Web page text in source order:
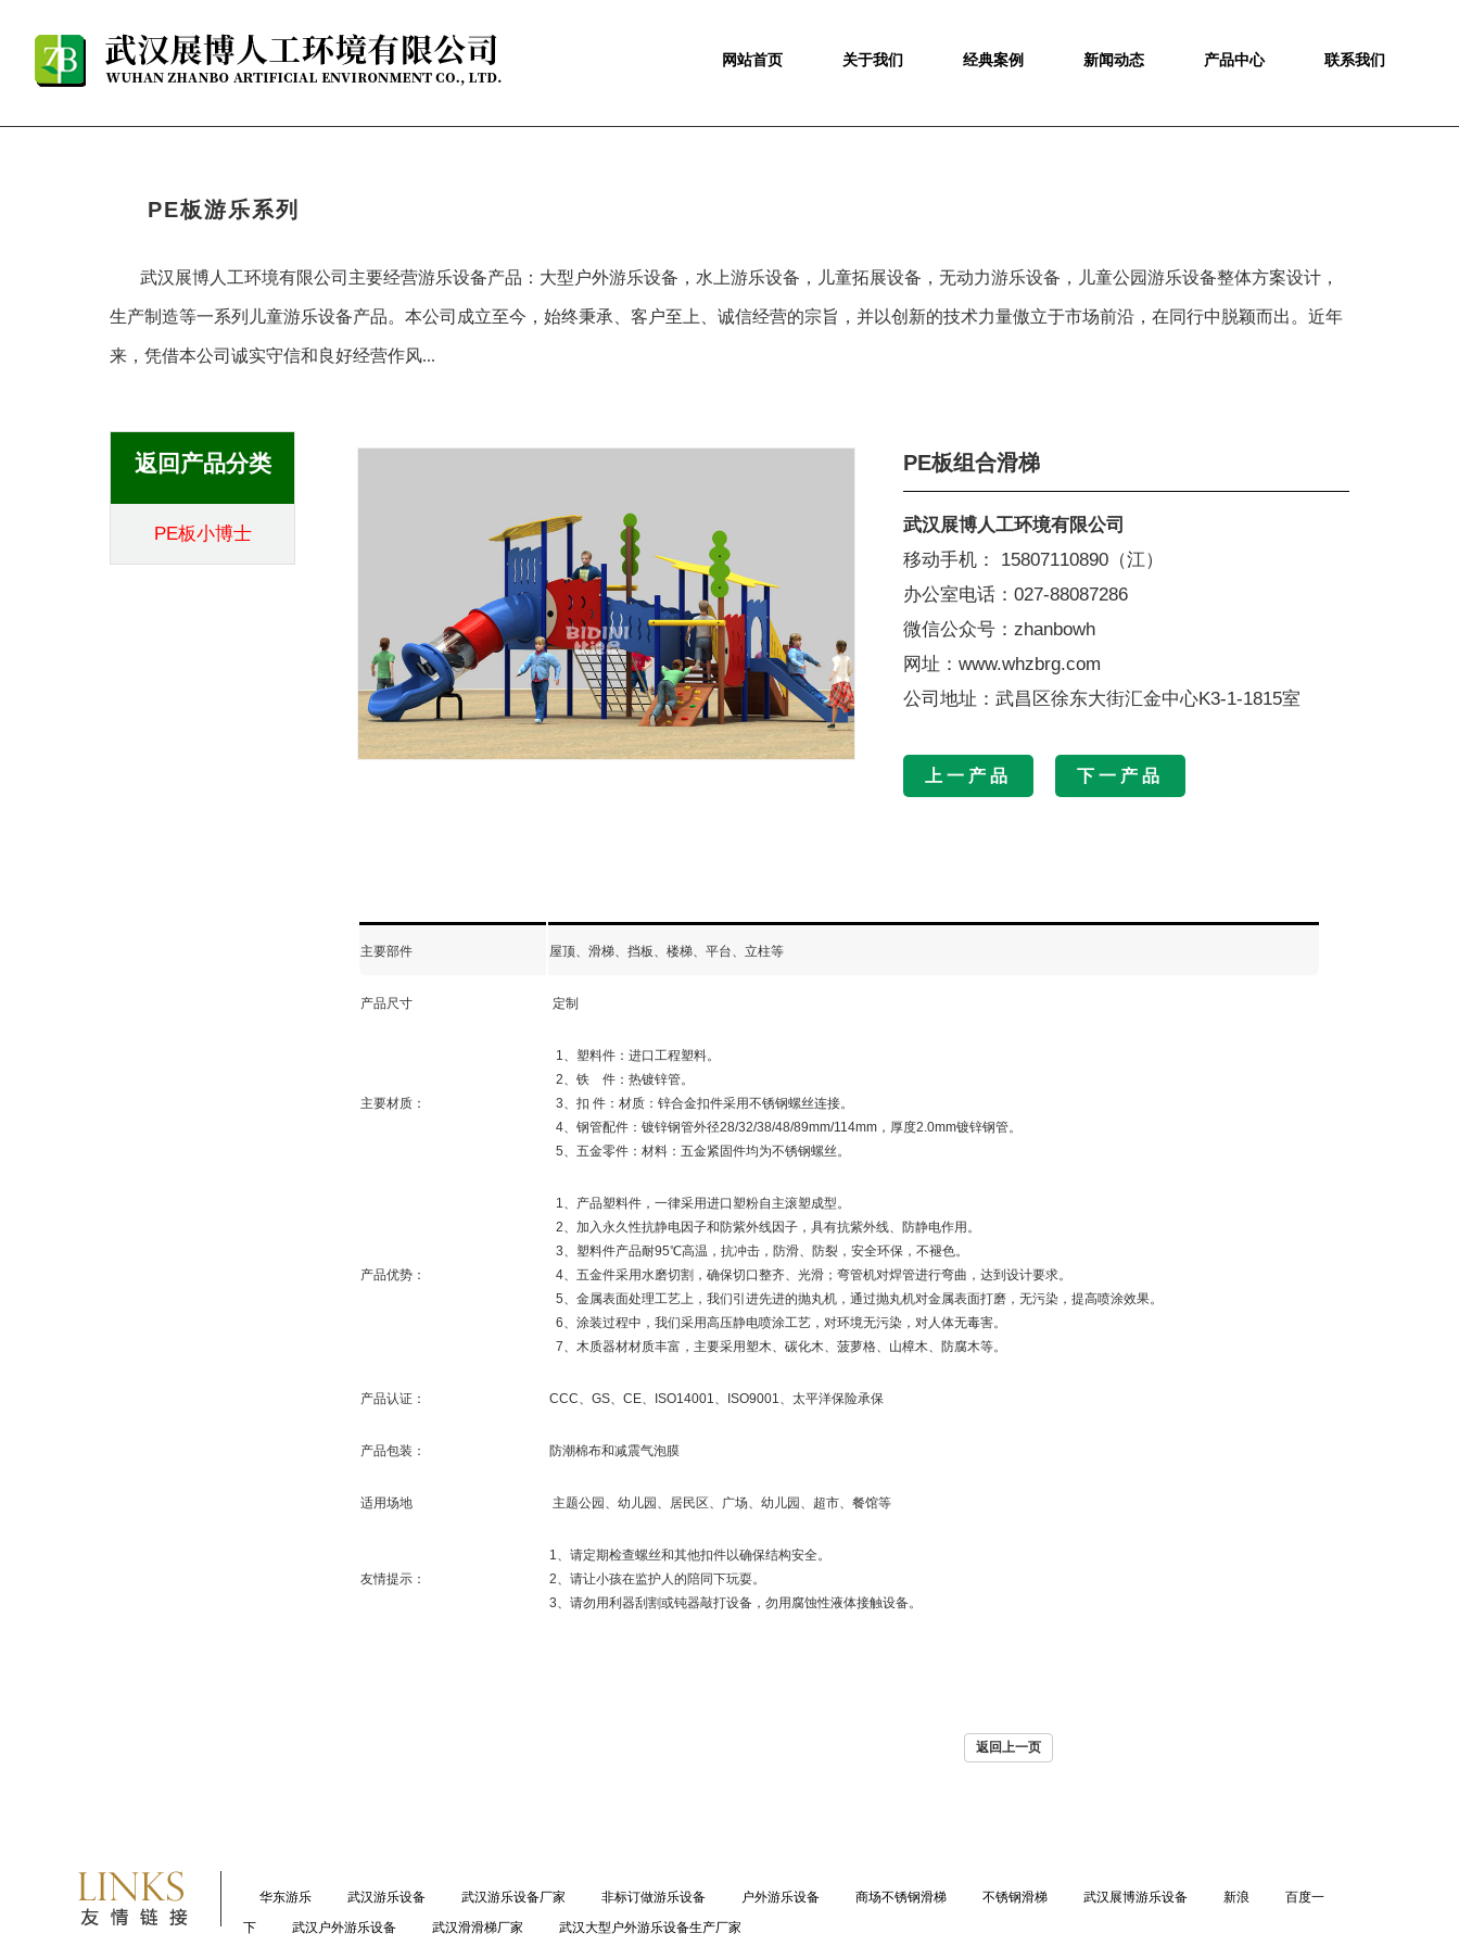
网站首页 关于我们 经典案例 新闻动态 产品中心 联系我们
PE板游乐系列
武汉展博人工环境有限公司主要经营游乐设备产品：大型户外游乐设备，水上游乐设备，儿童拓展设备，无动力游乐设备，儿童公园游乐设备整体方案设计，
生产制造等一系列儿童游乐设备产品。本公司成立至今，始终秉承、客户至上、诚信经营的宗旨，并以创新的技术力量傲立于市场前沿，在同行中脱颖而出。近年
来，凭借本公司诚实守信和良好经营作风...
返回产品分类
PE板小博士
PE板组合滑梯
武汉展博人工环境有限公司
移动手机： 15807110890（江）
办公室电话：027-88087286
微信公众号：zhanbowh
网址：www.whzbrg.com
公司地址：武昌区徐东大街汇金中心K3-1-1815室
上一产品 下一产品
主要部件 屋顶、滑梯、挡板、楼梯、平台、立柱等
产品尺寸 定制
主要材质：
1、塑料件：进口工程塑料。
2、铁 件：热镀锌管。
3、扣 件：材质：锌合金扣件采用不锈钢螺丝连接。
4、钢管配件：镀锌钢管外径28/32/38/48/89mm/114mm ，厚度2.0mm镀锌钢管。
5、五金零件：材料：五金紧固件均为不锈钢螺丝。
产品优势：
1、产品塑料件，一律采用进口塑粉自主滚塑成型。
2、加入永久性抗静电因子和防紫外线因子，具有抗紫外线、防静电作用。
3、塑料件产品耐95℃高温，抗冲击，防滑、防裂，安全环保，不褪色。
4、五金件采用水磨切割，确保切口整齐、光滑；弯管机对焊管进行弯曲，达到设计要求。
5、金属表面处理工艺上，我们引进先进的抛丸机，通过抛丸机对金属表面打磨，无污染，提高喷涂效果。
6、涂装过程中，我们采用高压静电喷涂工艺，对环境无污染，对人体无毒害。
7、木质器材材质丰富，主要采用塑木、碳化木、菠萝格、山樟木、防腐木等。
产品认证： CCC、GS、CE、 ISO14001、 ISO9001、太平洋保险承保
产品包装： 防潮棉布和减震气泡膜
适用场地 主题公园、幼儿园、居民区、广场、幼儿园、超市、餐馆等
友情提示：
1、请定期检查螺丝和其他扣件以确保结构安全。
2、请让小孩在监护人的陪同下玩耍。
3、请勿用利器刮割或钝器敲打设备，勿用腐蚀性液体接触设备。
返回上一页
华东游乐 武汉游乐设备 武汉游乐设备厂家 非标订做游乐设备 户外游乐设备 商场不锈钢滑梯 不锈钢滑梯 武汉展博游乐设备 新浪
百度一
下
武汉户外游乐设备 武汉滑滑梯厂家 武汉大型户外游乐设备生产厂家